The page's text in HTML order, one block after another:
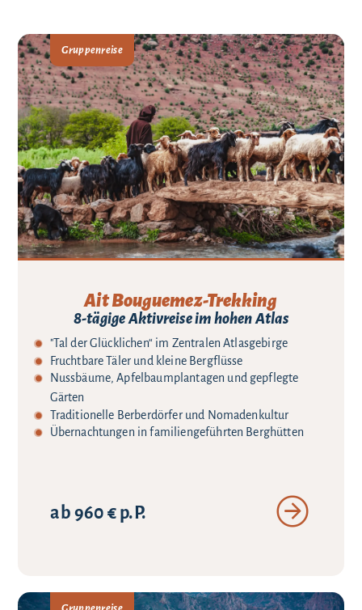
Gruppenreise
Ait Bouguemez-Trekking
8-tägige Aktivreise im hohen Atlas
"Tal der Glücklichen“ im Zentralen Atlasgebirge
Fruchtbare Täler und kleine Bergflüsse
Nussbäume, Apfelbaumplantagen und gepflegte
Gärten
Traditionelle Berberdörfer und Nomadenkultur
Übernachtungen in familiengeführten Berghütten
ab 960 € p.P.